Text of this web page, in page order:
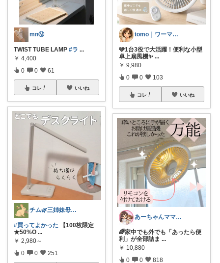
mnⓂ︎
TWIST TUBE LAMP #ラ ...
￥ 4,400
0 0 61
コレ いいね
チム🌿三姉妹母ちゃん
#買ってよかった 【100枚限定
★50%O ...
￥ 2,980～
0 0 251
tomo｜ワーママの快適な暮らし🌿
🩵1台3役で大活躍！便利な小型
卓上扇風機✨ ...
￥ 9,980
0 0 103
コレ いいね
あーちゃんママ🐣朝コレ5時✨2y娘
🌈家中でも外でも「あったら便
利」が全部詰ま ...
￥ 10,880
0 0 818